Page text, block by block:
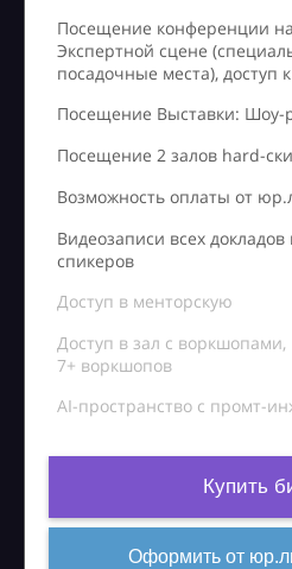
Посещение конференции
Экспертной сцене
посадочные места), доступ
Посещение Выставки: Шоу-
Посещение 2 залов hard-
Возможность оплаты от
Видеозаписи всех
спикеров
Доступ в менторскую
Доступ в зал с воркшопами,
7+ воркшопов
AI-пространство с промт-
Купить
Оформить от